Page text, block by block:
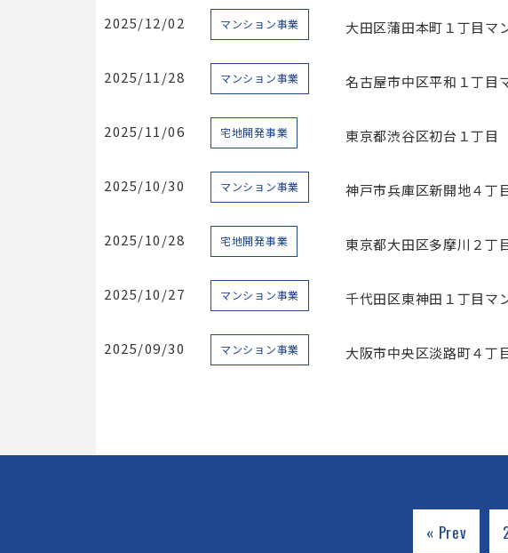
2025/12/02 マンション事業 大田区蒲田本町１丁目
2025/11/28 マンション事業 名古屋市中区平和１丁
2025/11/06 宅地開発事業 東京都渋谷区初台１丁
2025/10/30 マンション事業 神戸市兵庫区新開地４
2025/10/28 宅地開発事業 東京都大田区多摩川２
2025/10/27 マンション事業 千代田区東神田１丁目
2025/09/30 マンション事業 大阪市中央区淡路町４
« Prev